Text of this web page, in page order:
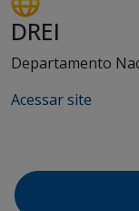
DREI
Departamento
Acessar site